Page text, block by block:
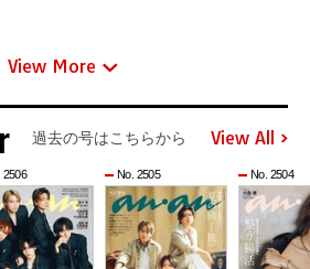
View More
過去の号はこちらから View All
2506 No. 2505 No. 2504